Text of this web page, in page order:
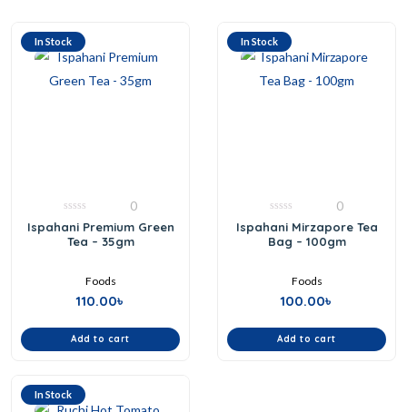
In Stock
out
of
0
Ispahani Premium Green
Tea – 35gm
Foods
110.00৳
Add to cart
In Stock
out
of
0
Ispahani Mirzapore Tea
Bag – 100gm
Foods
100.00৳
Add to cart
In Stock